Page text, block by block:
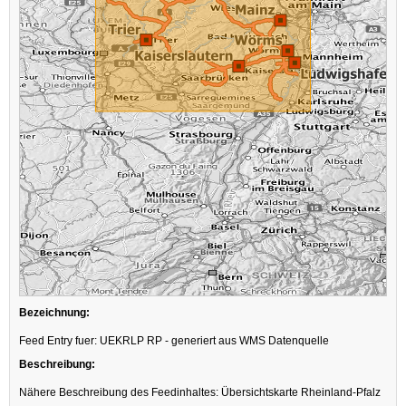
Bezeichnung:
Feed Entry fuer: UEKRLP RP - generiert aus WMS Datenquelle
Beschreibung:
Nähere Beschreibung des Feedinhaltes: Übersichtskarte Rheinland-Pfalz